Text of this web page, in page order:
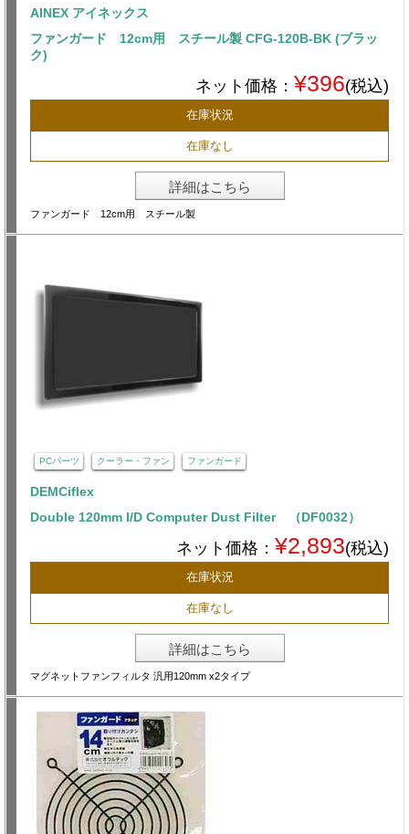
AINEX アイネックス
ファンガード 12cm用 スチール製 CFG-120B-BK (ブラッ
ク)
ネット価格： ¥396(税込)
在庫状況
在庫なし
詳細はこちら
ファンガード 12cm用 スチール製
PCパーツ クーラー・ファン ファンガード
DEMCiflex
Double 120mm I/D Computer Dust Filter （DF0032）
ネット価格： ¥2,893(税込)
在庫状況
在庫なし
詳細はこちら
マグネットファンフィルタ 汎用120mm x2タイプ